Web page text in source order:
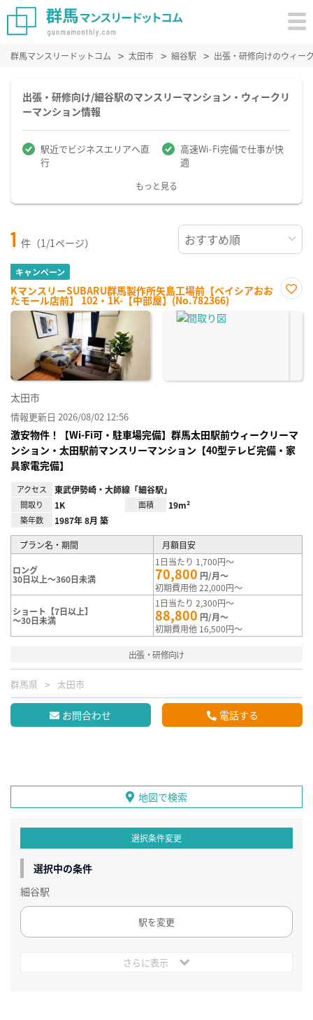
群馬マンスリードットコム 太田市 細谷駅 出張・研修向けのウィー
出張・研修向け/細谷駅のマンスリーマンション・ウィークリ
ーマンション情報
駅近でビジネスエリアへ直
行
高速Wi-Fi完備で仕事が快
適
もっと見る
1 件（1/1ページ）
キャンペーン
KマンスリーSUBARU群馬製作所矢島工場前【ベイシアおお
たモール店前】 102・1K-【中部屋】(No.782366)
に入
太田市
情報更新日 2026/08/02 12:56
激安物件！【Wi-Fi可・駐車場完備】群馬太田駅前ウィークリーマ
ンション・太田駅前マンスリーマンション【40型テレビ完備・家
具家電完備】
アクセス 東武伊勢崎・大師線「細谷駅」
間取り 1K 面積 19m²
築年数 1987年 8月 築
プラン名・期間 月額目安
ロング
30日以上～360日未満
1日当たり 1,700円～
70,800 円/月～
初期費用他 22,000円～
ショート【7日以上】
～30日未満
1日当たり 2,300円～
88,800 円/月～
初期費用他 16,500円～
出張・研修向け
群馬県 太田市
お問合わせ 電話する
地図で検索
選択条件変更
選択中の条件
細谷駅
駅を変更
さらに表示